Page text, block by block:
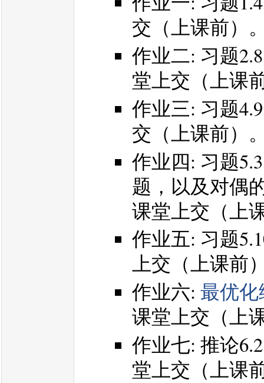
交（上课前）
作业二: 习题
堂上交（上课
作业三: 习题
交（上课前）
作业四: 习题
题，以及对偶
课堂上交（上
作业五: 习题
上交（上课前
作业六: 最优化
课堂上交（上
作业七: 推论
堂上交（上课